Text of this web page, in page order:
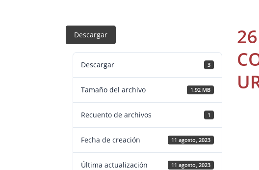
Descargar
Descargar 3
Tamaño del archivo 1.92 MB
Recuento de archivos 1
Fecha de creación 11 agosto, 2023
Última actualización 11 agosto, 2023